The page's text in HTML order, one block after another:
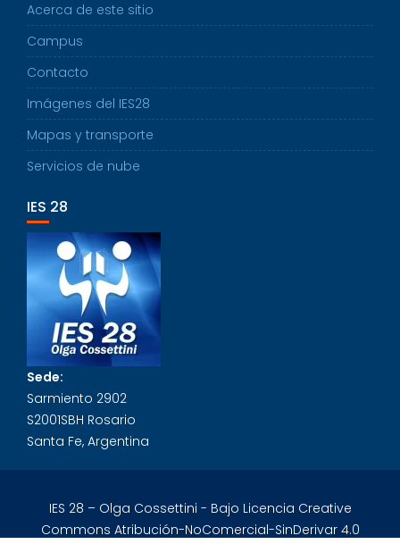
Acerca de este sitio
Campus
Contacto
Imágenes del IES28
Mapas y transporte
Servicios de nube
IES 28
Sede:
Sarmiento 2902
S2001SBH Rosario
Santa Fe, Argentina
IES 28 – Olga Cossettini - Bajo Licencia Creative
Commons Atribución-NoComercial-SinDerivar 4.0